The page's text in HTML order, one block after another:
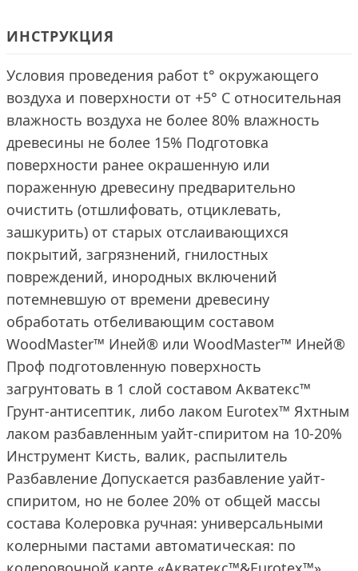
ИНСТРУКЦИЯ
Условия проведения работ t° окружающего
воздуха и поверхности от +5° С относительная
влажность воздуха не более 80% влажность
древесины не более 15% Подготовка
поверхности ранее окрашенную или
пораженную древесину предварительно
очистить (отшлифовать, отциклевать,
зашкурить) от старых отслаивающихся
покрытий, загрязнений, гнилостных
повреждений, инородных включений
потемневшую от времени древесину
обработать отбеливающим составом
WoodMaster™ Иней® или WoodMaster™ Иней®
Проф подготовленную поверхность
загрунтовать в 1 слой составом Акватекс™
Грунт-антисептик, либо лаком Eurotex™ Яхтным
лаком разбавленным уайт-спиритом на 10-20%
Инструмент Кисть, валик, распылитель
Разбавление Допускается разбавление уайт-
спиритом, но не более 20% от общей массы
состава Колеровка ручная: универсальными
колерными пастами автоматическая: по